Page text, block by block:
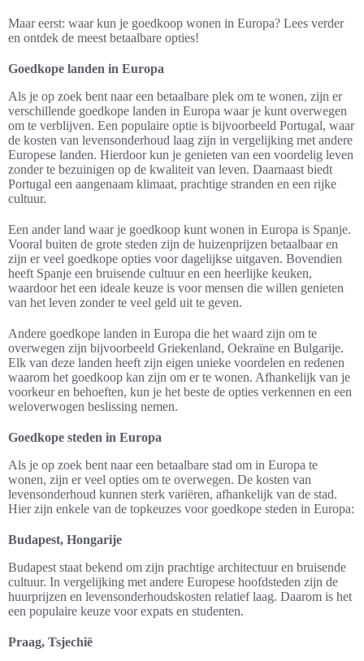
Maar eerst: waar kun je goedkoop wonen in Europa? Lees verder
en ontdek de meest betaalbare opties!
Goedkope landen in Europa
Als je op zoek bent naar een betaalbare plek om te wonen, zijn er
verschillende goedkope landen in Europa waar je kunt overwegen
om te verblijven. Een populaire optie is bijvoorbeeld Portugal, waar
de kosten van levensonderhoud laag zijn in vergelijking met andere
Europese landen. Hierdoor kun je genieten van een voordelig leven
zonder te bezuinigen op de kwaliteit van leven. Daarnaast biedt
Portugal een aangenaam klimaat, prachtige stranden en een rijke
cultuur.
Een ander land waar je goedkoop kunt wonen in Europa is Spanje.
Vooral buiten de grote steden zijn de huizenprijzen betaalbaar en
zijn er veel goedkope opties voor dagelijkse uitgaven. Bovendien
heeft Spanje een bruisende cultuur en een heerlijke keuken,
waardoor het een ideale keuze is voor mensen die willen genieten
van het leven zonder te veel geld uit te geven.
Andere goedkope landen in Europa die het waard zijn om te
overwegen zijn bijvoorbeeld Griekenland, Oekraïne en Bulgarije.
Elk van deze landen heeft zijn eigen unieke voordelen en redenen
waarom het goedkoop kan zijn om er te wonen. Afhankelijk van je
voorkeur en behoeften, kun je het beste de opties verkennen en een
weloverwogen beslissing nemen.
Goedkope steden in Europa
Als je op zoek bent naar een betaalbare stad om in Europa te
wonen, zijn er veel opties om te overwegen. De kosten van
levensonderhoud kunnen sterk variëren, afhankelijk van de stad.
Hier zijn enkele van de topkeuzes voor goedkope steden in Europa:
Budapest, Hongarije
Budapest staat bekend om zijn prachtige architectuur en bruisende
cultuur. In vergelijking met andere Europese hoofdsteden zijn de
huurprijzen en levensonderhoudskosten relatief laag. Daarom is het
een populaire keuze voor expats en studenten.
Praag, Tsjechië